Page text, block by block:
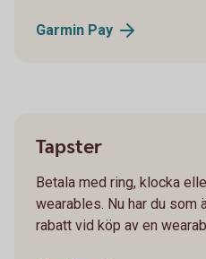
Garmin Pay
Tapster
Betala med ring, klocka
wearables. Nu har du som
rabatt vid köp av en